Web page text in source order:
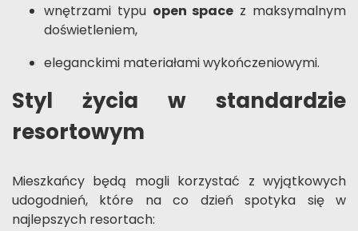
wnętrzami typu open space z maksymalnym
doświetleniem,
eleganckimi materiałami wykończeniowymi.
Styl życia w standardzie
resortowym
Mieszkańcy będą mogli korzystać z wyjątkowych
udogodnień, które na co dzień spotyka się w
najlepszych resortach: